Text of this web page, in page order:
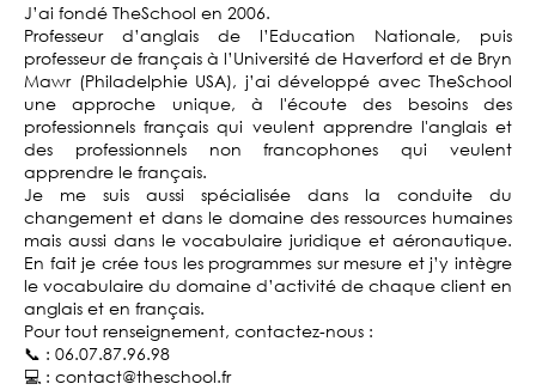
J’ai fondé TheSchool en 2006.
Professeur d’anglais de l’Education Nationale, puis
professeur de français à l’Université de Haverford et de Bryn
Mawr (Philadelphie USA), j’ai développé avec TheSchool
une approche unique, à l'écoute des besoins des
professionnels français qui veulent apprendre l'anglais et
des professionnels non francophones qui veulent
apprendre le français.
Je me suis aussi spécialisée dans la conduite du
changement et dans le domaine des ressources humaines
mais aussi dans le vocabulaire juridique et aéronautique.
En fait je crée tous les programmes sur mesure et j’y intègre
le vocabulaire du domaine d’activité de chaque client en
anglais et en français.
Pour tout renseignement, contactez-nous :
📞 : 06.07.87.96.98
💻 : contact@theschool.fr